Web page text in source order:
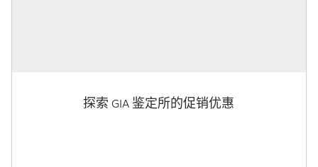
探索 GIA 鉴定所的促销优惠